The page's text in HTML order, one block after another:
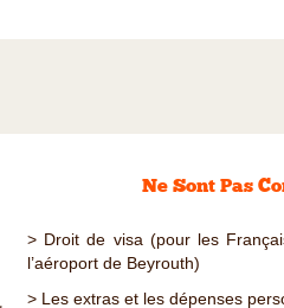
Ne Sont Pas
> Droit de visa (pour les
l’aéroport de Beyrouth)
> Les extras et les dépenses